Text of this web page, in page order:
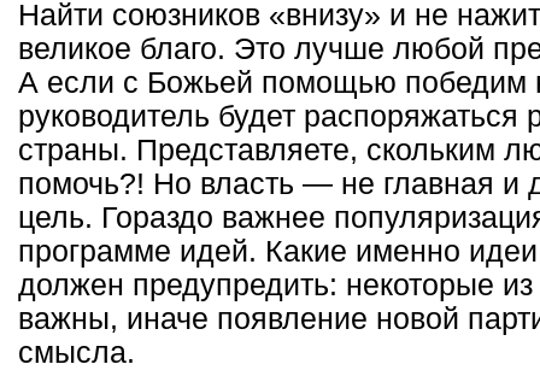
Найти союзников «внизу» и не
великое благо. Это лучше любой
А если с Божьей помощью победим
руководитель будет распоряжаться
страны. Представляете, скольким
помочь?! Но власть — не главная и
цель. Гораздо важнее
программе идей. Какие именно
должен предупредить: некоторые
важны, иначе появление новой
смысла.